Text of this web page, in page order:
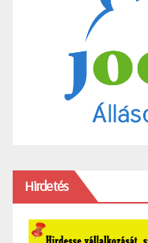
Hirdetés